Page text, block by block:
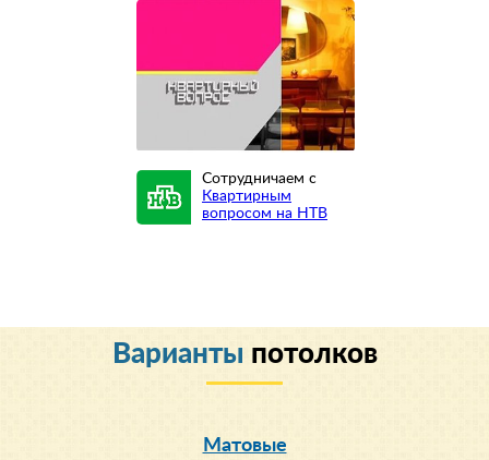
Сотрудничаем с
Квартирным
вопросом на НТВ
Варианты потолков
Матовые